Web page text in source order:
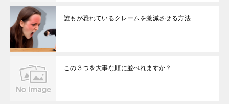
誰もが恐れているクレームを激減させる方法
この３つを大事な順に並べれますか？